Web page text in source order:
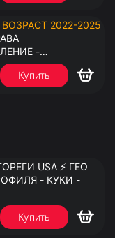
ВОЗРАСТ 2022-2025
-
- ПОД ВСЕ ГЕО
Купить
USA ⚡️ ГЕО
- КУКИ -
Купить